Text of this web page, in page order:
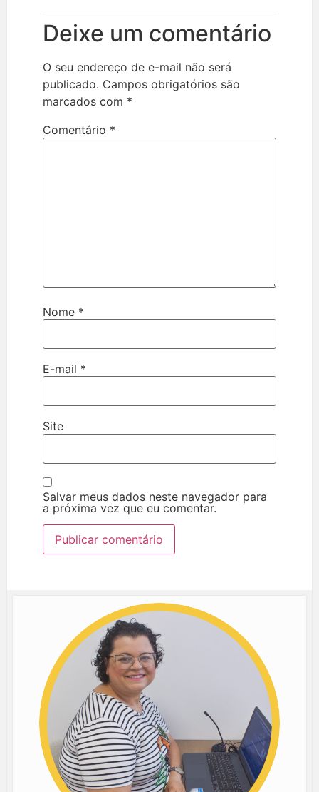
Deixe um comentário
O seu endereço de e-mail não será
publicado. Campos obrigatórios são
marcados com *
Comentário *
Nome *
E-mail *
Site
Salvar meus dados neste navegador para
a próxima vez que eu comentar.